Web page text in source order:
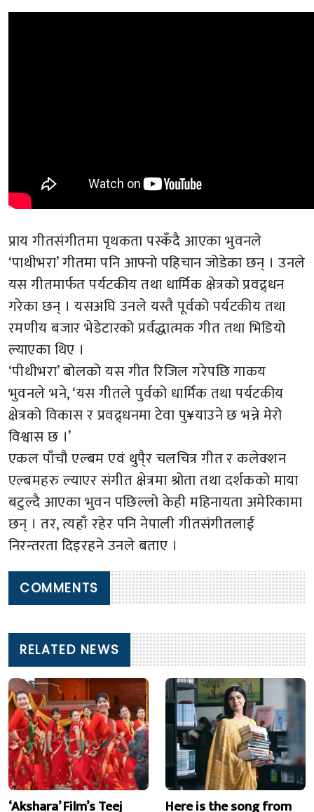
प्राय गीतसंगीतमा पृथकता पस्कँदै आएका भुवनले
‘पाथीभरा’ गीतमा पनि आफ्नो पहिचान जोडेका छन् । उनले
यस गीतमार्फत पर्यटकीय तथा धार्मिक क्षेत्रको प्रवद्र्धन
गरेका छन् । यसअघि उनले यस्तै पूर्वको पर्यटकीय तथा
रमणीय बजार भेडेटारको प्रर्वद्धात्मक गीत तथा भिडियो
ल्याएका थिए ।
‘पीथीभरा’ बोलको यस गीत रिजिल गरेपछि गाकय
भुवनले भने, ‘यस गीतले पुर्वको धार्मिक तथा पर्यटकीय
क्षेत्रको विकास र प्रवद्र्धनमा टेवा पु¥याउने छ भन्ने मेरो
विश्वास छ ।’
एकल पाँचौ एल्बम एवं थुपै्र चलचित्र गीत र कलेक्शन
एल्बमहरु ल्याएर संगीत क्षेत्रमा श्रोता तथा दर्शकको माया
बटुल्दै आएका भुवन पछिल्लो केही महिनायता अमेरिकामा
छन् । तर, त्यहाँ रहेर पनि नेपाली गीतसंगीतलाई
निरन्तरता दिइरहने उनले बताए ।
COMMENTS
RELATED NEWS
‘Akshara’ Film’s Teej Here is the song from